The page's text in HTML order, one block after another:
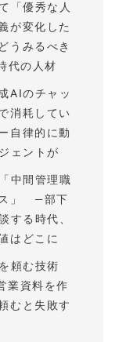
「優秀な人
が変化した
うみるべき
の人材
AIのチャッ
消耗してい
自律的に動
ェントが
中間管理職
」 —部下
する時代、
はどこに
頼む技術
業資料を作
むと失敗す